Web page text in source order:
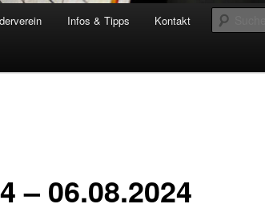
Infos & Tipps Kontakt
– 06.08.2024